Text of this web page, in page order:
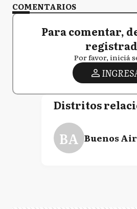
COMENTARIOS
Para comentar,
Por favor, iniciá
Distritos
BA Buenos